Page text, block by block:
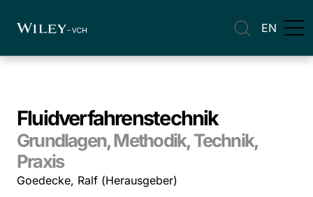
EN
Fluidverfahrenstechnik
Grundlagen, Methodik, Technik,
Praxis
Goedecke, Ralf (Herausgeber)